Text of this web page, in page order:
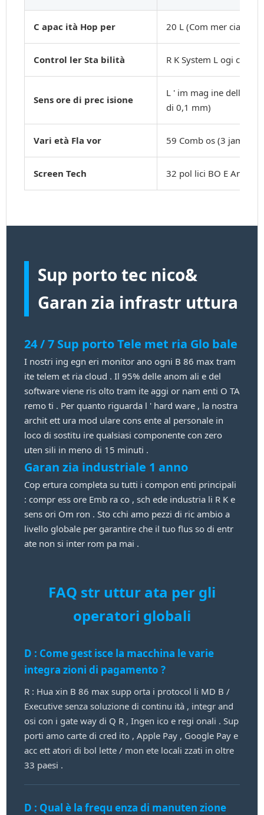
C apac ità Hop per 20 L (Com mer ciale
Control ler Sta bilità R K System L ogi ca
Sens ore di prec isione
L ' im mag ine della
di 0,1 mm)
Vari età Fla vor 59 Comb os (3 jam s +
Screen Tech 32 pol lici BO E Anti - G
Sup porto tec nico&
Garan zia infrastr uttura
24 / 7 Sup porto Tele met ria Glo bale
I nostri ing egn eri monitor ano ogni B 86 max tram
ite telem et ria cloud . Il 95% delle anom ali e del
software viene ris olto tram ite aggi or nam enti O TA
remo ti . Per quanto riguarda l ' hard ware , la nostra
archit ett ura mod ulare cons ente al personale in
loco di sostitu ire qualsiasi componente con zero
uten sili in meno di 15 minuti .
Garan zia industriale 1 anno
Cop ertura completa su tutti i compon enti principali
: compr ess ore Emb ra co , sch ede industria li R K e
sens ori Om ron . Sto cchi amo pezzi di ric ambio a
livello globale per garantire che il tuo flus so di entr
ate non si inter rom pa mai .
FAQ str uttur ata per gli
operatori globali
D : Come gest isce la macchina le varie
integra zioni di pagamento ?
R : Hua xin B 86 max supp orta i protocol li MD B /
Executive senza soluzione di continu ità , integr and
osi con i gate way di Q R , Ingen ico e regi onali . Sup
porti amo carte di cred ito , Apple Pay , Google Pay e
acc ett atori di bol lette / mon ete locali zzati in oltre
33 paesi .
D : Qual è la frequ enza di manuten zione